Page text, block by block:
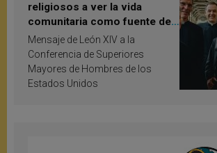
religiosos a ver la vida
comunitaria como fuente de
inspiración y santificación
Mensaje de León XIV a la
Conferencia de Superiores
Mayores de Hombres de los
Estados Unidos